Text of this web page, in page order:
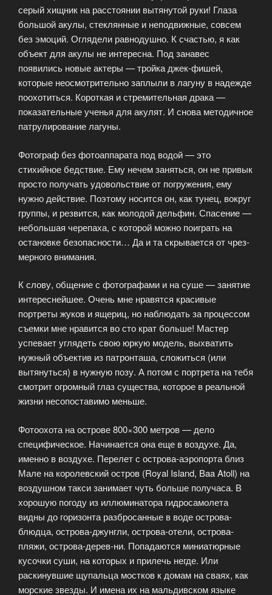
серый хищник на расстоянии вытянутой руки! Глаза
большой акулы, стеклянные и неподвижные, совсем
без эмоций. Оглядели равнодушно. К счастью, я как
объект для акулы не интересна. Под занавес
появились новые актеры — тройка джек-фишей,
которые неосмотрительно заплыли в лагуну в надежде
поохотиться. Короткая и стремительная драка —
показательные ученья для акулят. И снова методичное
патрулирование лагуны.
Фотограф без фотоаппарата под водой — это
стихийное бедствие. Ему нечем заняться, он не привык
просто получать удовольствие от погружения, ему
нужно действие. Поэтому носится он, как тунец, вокруг
группы, и резвится, как молодой дельфин. Спасение —
небольшая черепаха, с которой можно поиграть на
остановке безопасности… Да и та скрывается от чрез-
мерного внимания.
К слову, общение с фотографами и на суше — занятие
интереснейшее. Очень мне нравятся красивые
портреты жуков и ящериц, но наблюдать за процессом
съемки мне нравится во сто крат больше! Мастер
успевает углядеть свою юркую модель, выхватить
нужный объектив из патронташа, сложиться (или
вытянуться) в нужную позу. А потом с портрета на тебя
смотрит огромный глаз существа, которое в реальной
жизни несопоставимо меньше.
Фотоохота на острове 800×300 метров — дело
специфическое. Начинается она еще в воздухе. Да,
именно в воздухе. Перелет с острова-аэропорта близ
Мале на королевский остров (Royal Island, Baa Atoll) на
воздушном такси занимает чуть больше получаса. В
хорошую погоду из иллюминатора гидросамолета
видны до горизонта разбросанные в воде острова-
блюдца, острова-джунгли, острова-отели, острова-
пляжи, острова-дерев-ни. Попадаются миниатюрные
кусочки суши, на которых и прилечь негде. Или
раскинувшие щупальца мостков к домам на сваях, как
морские звезды. И имена их на мальдивском языке